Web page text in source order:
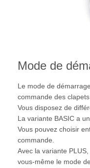
Mode de
Le mode de
commande des
Vous disposez de
La variante BASIC a
Vous pouvez choisir
commande.
Avec la variante
vous-même le mode